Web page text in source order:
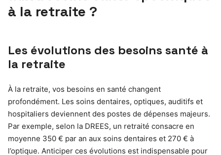
à la retraite ?
Les évolutions des besoins santé à
la retraite
À la retraite, vos besoins en santé changent
profondément. Les soins dentaires, optiques, auditifs et
hospitaliers deviennent des postes de dépenses majeurs.
Par exemple, selon la DREES, un retraité consacre en
moyenne 350 € par an aux soins dentaires et 270 € à
l’optique. Anticiper ces évolutions est indispensable pour